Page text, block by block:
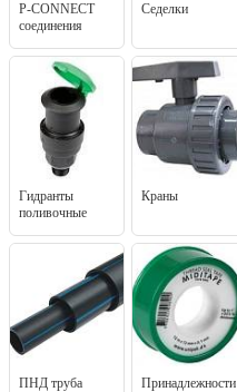
P-CONNECT
соединения
Седелки
Гидранты
поливочные
Краны
ПНД труба Принадлежности